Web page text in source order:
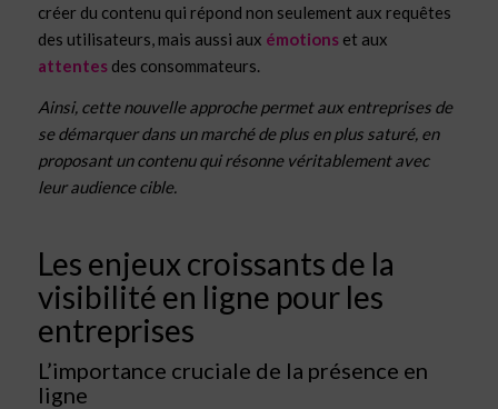
créer du contenu qui répond non seulement aux requêtes
des utilisateurs, mais aussi aux émotionset aux
attentesdes consommateurs.
Ainsi, cette nouvelle approche permet aux entreprises de
se démarquer dans un marché de plus en plus saturé, en
proposant un contenu qui résonne véritablement avec
leur audience cible.
Les enjeux croissants de la
visibilité en ligne pour les
entreprises
L’importance cruciale de la présence en
ligne